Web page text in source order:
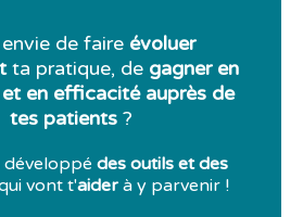
de faireévoluer
ta pratique, de gagner en
en efficacité auprès de
tes patients ?
développé des outils et des
vont t'aider à y parvenir !